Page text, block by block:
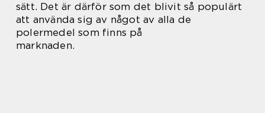
sätt. Det är därför som det blivit så populärt
att använda sig av något av alla de
polermedel som finns på
marknaden.